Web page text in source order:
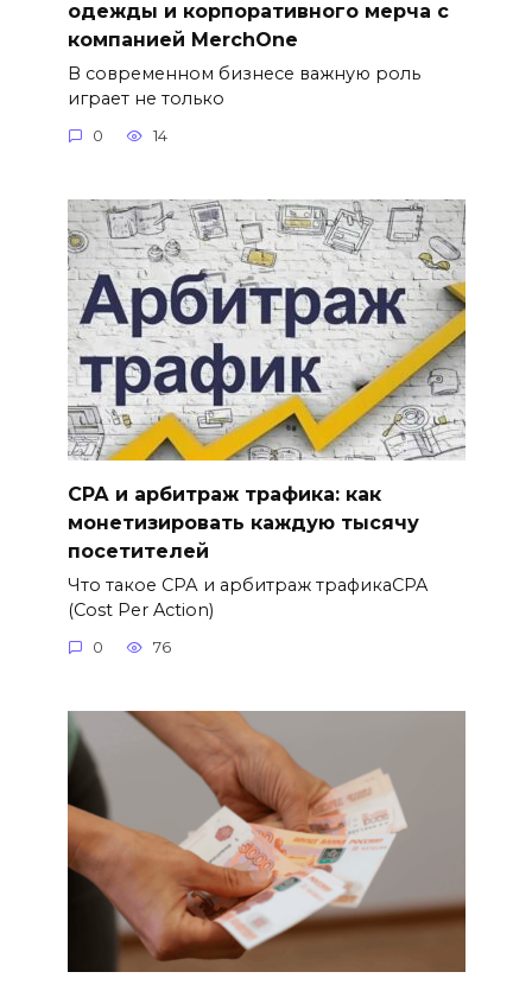
одежды и корпоративного мерча с
компанией MerchOne
В современном бизнесе важную роль
играет не только
0 14
СРА и арбитраж трафика: как
монетизировать каждую тысячу
посетителей
Что такое СРА и арбитраж трафикаCPA
(Cost Per Action)
0 76